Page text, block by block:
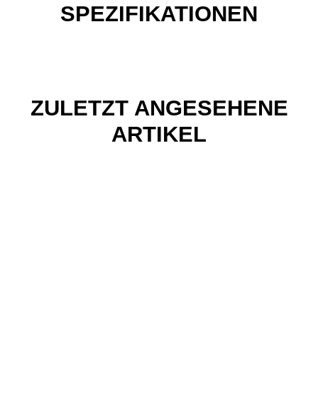
SPEZIFIKATIONEN
ZULETZT ANGESEHENE
ARTIKEL